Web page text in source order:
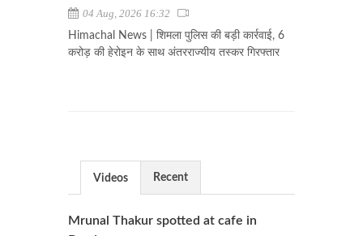
04 Aug, 2026 16:32
Himachal News | शिमला पुलिस की बड़ी कार्रवाई, 6
करोड़ की हेरोइन के साथ अंतरराज्यीय तस्कर गिरफ्तार
Videos Recent
Mrunal Thakur spotted at cafe in